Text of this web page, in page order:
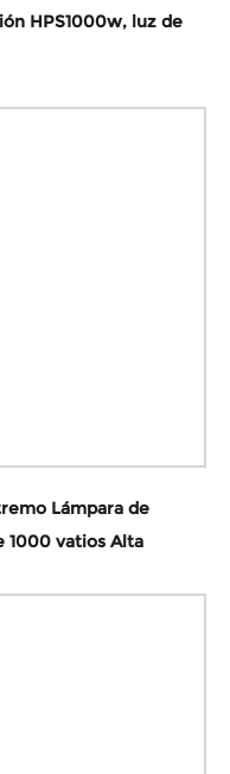
HPS1000w, luz de
Lámpara de
1000 vatios Alta